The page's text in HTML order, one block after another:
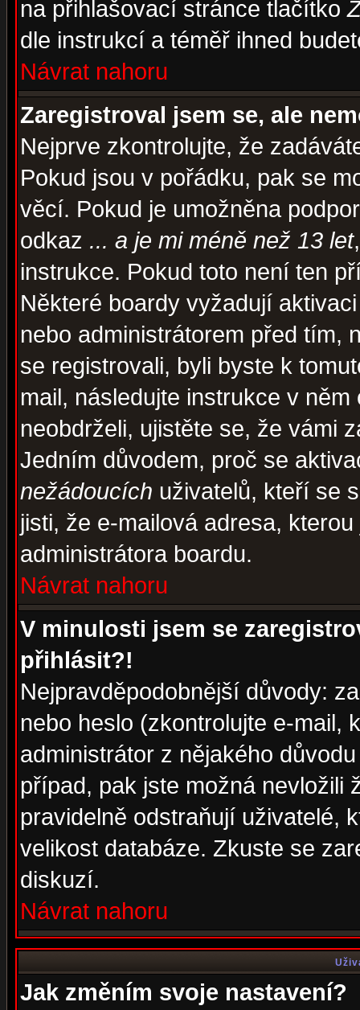
na přihlašovací stránce tlačítko
dle instrukcí a téměř ihned
Návrat nahoru
Zaregistroval jsem se, ale
Nejprve zkontrolujte, že
Pokud jsou v pořádku, pak se
věcí. Pokud je umožněna
odkaz ... a je mi méně než 13 let
instrukce. Pokud toto není ten
Některé boardy vyžadují
nebo administrátorem před tím,
se registrovali, byli byste k
mail, následujte instrukce v
neobdrželi, ujistěte se, že vámi
Jedním důvodem, proč se
nežádoucích uživatelů, kteří se
jisti, že e-mailová adresa,
administrátora boardu.
Návrat nahoru
V minulosti jsem se
přihlásit?!
Nejpravděpodobnější důvody:
nebo heslo (zkontrolujte e-mail,
administrátor z nějakého
případ, pak jste možná nevložili
pravidelně odstraňují uživatelé,
velikost databáze. Zkuste se
diskuzí.
Návrat nahoru
Jak změním svoje nastavení?